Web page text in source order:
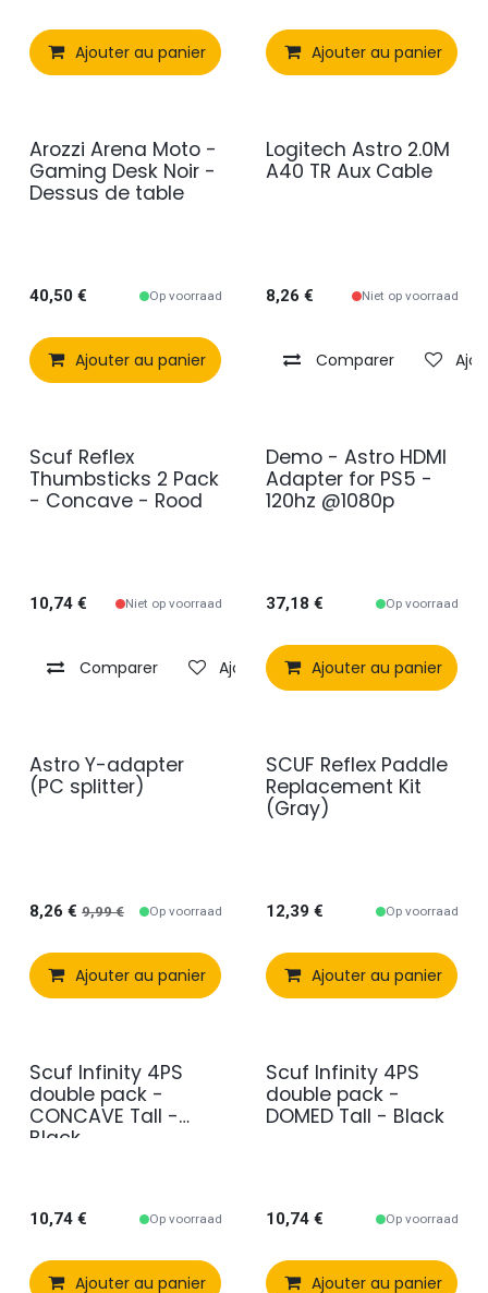
Ajouter au panier Comparer Ajouter à
Ajouter au panier
en promotion
Arozzi Arena Moto -
Gaming Desk Noir -
Dessus de table
40,50 € Op voorraad
Ajouter au panier Comparer Ajouter
Logitech Astro 2.0M
A40 TR Aux Cable
8,26 € Niet op voorraad
Comparer
Scuf Reflex
Thumbsticks 2 Pack
- Concave - Rood
10,74 € Niet op voorraad
Comparer Ajouter à la liste de souhaits
2e kans
Demo - Astro HDMI
Adapter for PS5 -
120hz @1080p
37,18 € Op voorraad
Ajouter au panier
Astro Y-adapter
(PC splitter)
8,26 € 9,99€ Op voorraad
Ajouter au panier Comparer Ajouter à
SCUF Reflex Paddle
Replacement Kit
(Gray)
12,39 € Op voorraad
Ajouter au panier
Scuf Infinity 4PS
double pack -
CONCAVE Tall -
Black
10,74 € Op voorraad
Ajouter au panier Comparer Ajouter à
Scuf Infinity 4PS
double pack -
DOMED Tall - Black
10,74€ Op voorraad
Ajouter au panier